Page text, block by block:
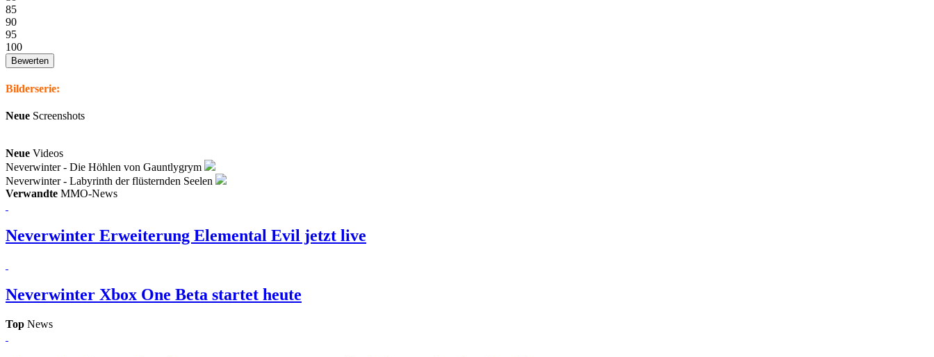
85
90
95
100
Bilderserie:
Neue Screenshots
Neue Videos
Neverwinter - Die Höhlen von Gauntlygrym
Neverwinter - Labyrinth der flüsternden Seelen
Verwandte MMO-News
Neverwinter Erweiterung Elemental Evil jetzt live
Neverwinter Xbox One Beta startet heute
Top News